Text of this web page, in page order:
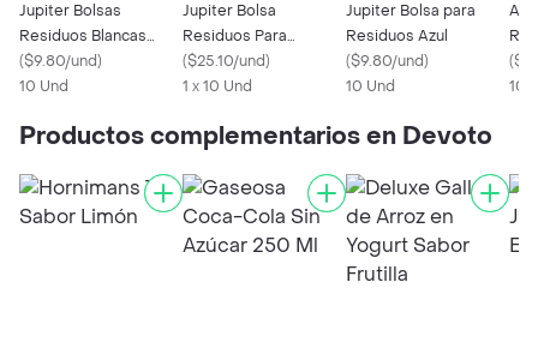
Jupiter Bolsas
Residuos Blancas
50X60 Limon
($9.80/und)
10 Und
Jupiter Bolsa
Residuos Para
Plastico Verde 70 X
100
($25.10/und)
1 x 10 Und
Jupiter Bolsa para
Residuos Azul
($9.80/und)
10 Und
(
10
Productos complementarios en Devoto